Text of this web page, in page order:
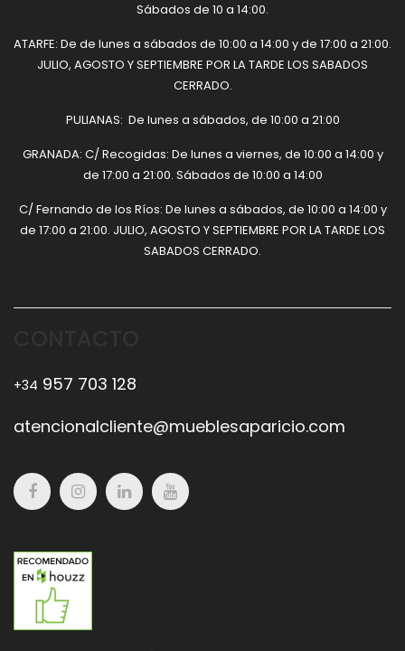
Sábados de 10 a 14:00.
ATARFE: De de lunes a sábados de 10:00 a 14:00 y de 17:00 a 21:00.
JULIO, AGOSTO Y SEPTIEMBRE POR LA TARDE LOS SABADOS
CERRADO.
PULIANAS: De lunes a sábados, de 10:00 a 21:00
GRANADA: C/ Recogidas: De lunes a viernes, de 10:00 a 14:00 y
de 17:00 a 21:00. Sábados de 10:00 a 14:00
C/ Fernando de los Ríos: De lunes a sábados, de 10:00 a 14:00 y
de 17:00 a 21:00. JULIO, AGOSTO Y SEPTIEMBRE POR LA TARDE LOS
SABADOS CERRADO.
+34 957 703 128
atencionalcliente@mueblesaparicio.com